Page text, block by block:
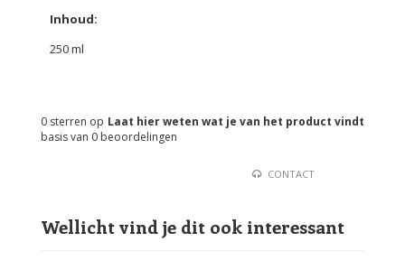
Inhoud:
250 ml
Laat hier weten wat je van het product vindt
0 sterren op
basis van 0 beoordelingen
CONTACT
Wellicht vind je dit ook interessant